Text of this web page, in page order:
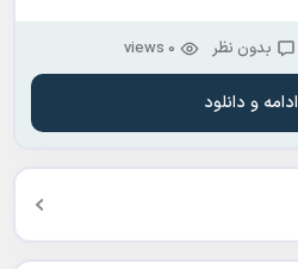
بدون نظر 0 views
ادامه و دانلود